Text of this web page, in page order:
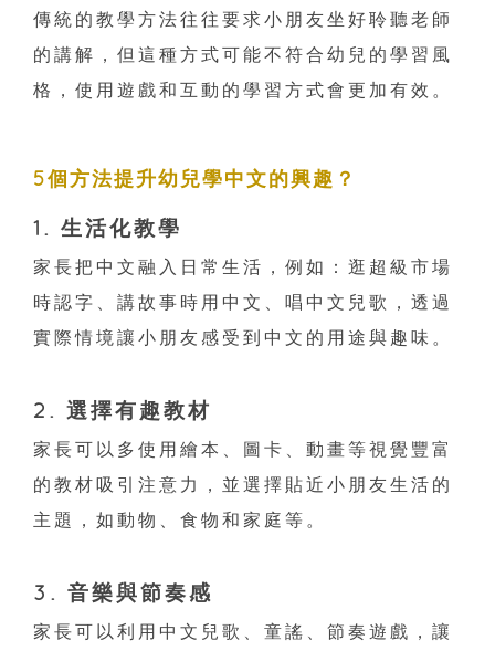
傳統的教學方法往往要求小朋友坐好聆聽老師
的講解，但這種方式可能不符合幼兒的學習風
格，使用遊戲和互動的學習方式會更加有效。
5個方法提升幼兒學中文的興趣？
1. 生活化教學
家長把中文融入日常生活，例如：逛超級市場
時認字、講故事時用中文、唱中文兒歌，透過
實際情境讓小朋友感受到中文的用途與趣味。
2. 選擇有趣教材
家長可以多使用繪本、圖卡、動畫等視覺豐富
的教材吸引注意力，並選擇貼近小朋友生活的
主題，如動物、食物和家庭等。
3. 音樂與節奏感
家長可以利用中文兒歌、童謠、節奏遊戲，讓